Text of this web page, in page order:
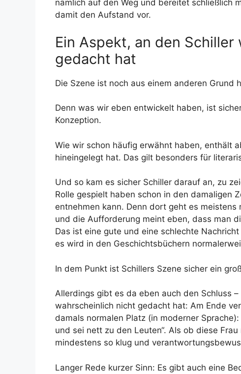
nämlich auf den Weg und bereitet schließlich
damit den Aufstand vor.
Ein Aspekt, an den
gedacht hat
Die Szene ist noch aus einem anderen Grund
Denn was wir eben entwickelt haben, ist
Konzeption.
Wie wir schon häufig erwähnt haben, enthält
hineingelegt hat. Das gilt besonders für
Und so kam es sicher Schiller darauf an, zu
Rolle gespielt haben schon in den damaligen
entnehmen kann. Denn dort geht es meistens
und die Aufforderung meint eben, dass man
Das ist eine gute und eine schlechte
es wird in den Geschichtsbüchern
In dem Punkt ist Schillers Szene sicher ein
Allerdings gibt es da eben auch den Schluss
wahrscheinlich nicht gedacht hat: Am Ende
damals normalen Platz (in moderner
und sei nett zu den Leuten“. Als ob diese
mindestens so klug und
Langer Rede kurzer Sinn: Es gibt auch eine